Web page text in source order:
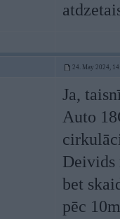
24. May 2024,
Ja,
Auto
Deivids
bet
pēc